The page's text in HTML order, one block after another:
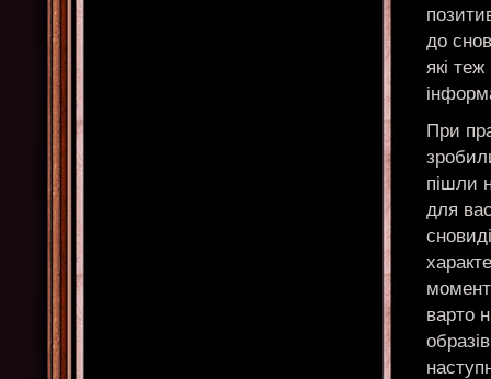
до
які
При
пішли
для
варто